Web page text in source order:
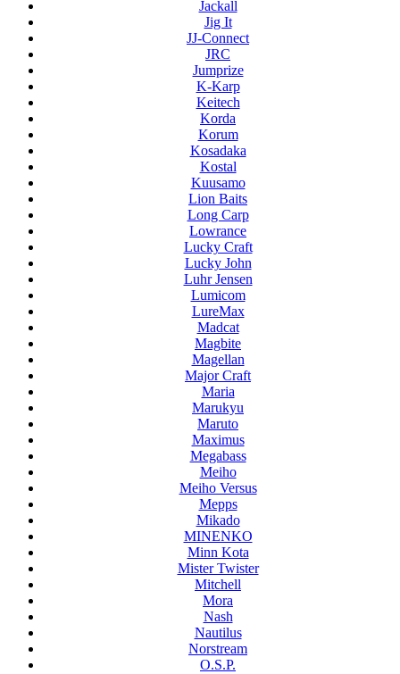
Jackall
Jig It
JJ-Connect
JRC
Jumprize
K-Karp
Keitech
Korda
Korum
Kosadaka
Kostal
Kuusamo
Lion Baits
Long Carp
Lowrance
Lucky Craft
Lucky John
Luhr Jensen
Lumicom
LureMax
Madcat
Magbite
Magellan
Major Craft
Maria
Marukyu
Maruto
Maximus
Megabass
Meiho
Meiho Versus
Mepps
Mikado
MINENKO
Minn Kota
Mister Twister
Mitchell
Mora
Nash
Nautilus
Norstream
O.S.P.